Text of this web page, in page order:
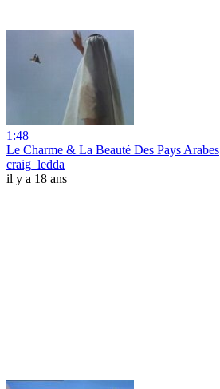
1:48
Le Charme & La Beauté Des Pays Arabes
craig_ledda
il y a 18 ans